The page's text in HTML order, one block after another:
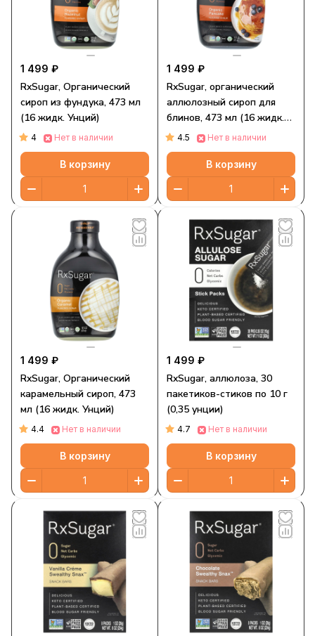
1 499 ₽
RxSugar, Органический
сироп из фундука, 473 мл
(16 жидк. Унций)
4 Нет в наличии
В корзину
1 499 ₽
RxSugar, органический
аллюлозный сироп для
блинов, 473 мл (16 жидк.
унций)
4.5 Нет в наличии
В корзину
1 499 ₽
RxSugar, Органический
карамельный сироп, 473
мл (16 жидк. Унций)
4.4 Нет в наличии
В корзину
1 499 ₽
RxSugar, аллюлоза, 30
пакетиков-стиков по 10 г
(0,35 унции)
4.7 Нет в наличии
В корзину